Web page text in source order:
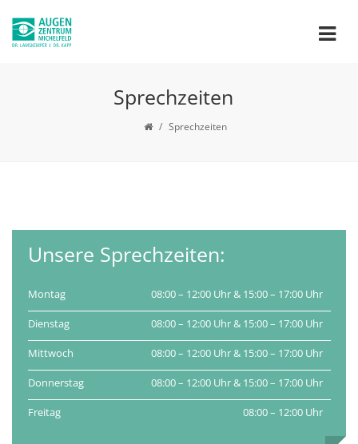
Sprechzeiten
/ Sprechzeiten
Unsere Sprechzeiten:
Montag 08:00 – 12:00 Uhr & 15:00 – 17:00 Uhr
Dienstag 08:00 – 12:00 Uhr & 15:00 – 17:00 Uhr
Mittwoch 08:00 – 12:00 Uhr & 15:00 – 17:00 Uhr
Donnerstag 08:00 – 12:00 Uhr & 15:00 – 17:00 Uhr
Freitag 08:00 – 12:00 Uhr